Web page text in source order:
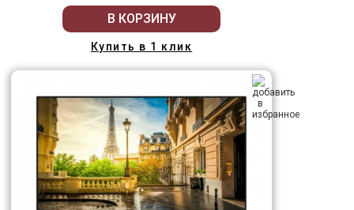
В КОРЗИНУ
Купить в 1 клик